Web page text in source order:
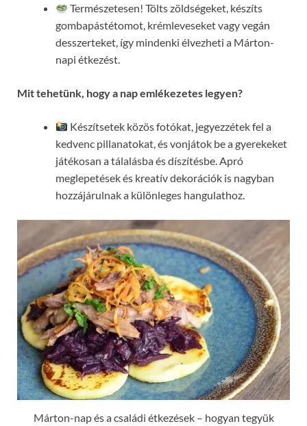
Természetesen! Tölts zöldségeket, készíts
gombapástétomot, krémleveseket vagy vegán
desszerteket, így mindenki élvezheti a Márton-
napi étkezést.
Mit tehetünk, hogy a nap emlékezetes legyen?
Készítsetek közös fotókat, jegyezzétek fel a
kedvenc pillanatokat, és vonjátok be a gyerekeket
játékosan a tálalásba és díszítésbe. Apró
meglepetések és kreatív dekorációk is nagyban
hozzájárulnak a különleges hangulathoz.
Márton-nap és a családi étkezések – hogyan tegyük